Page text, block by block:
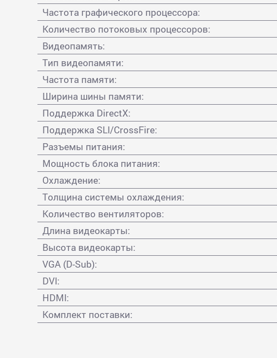
Частота графического процессора:
Количество потоковых процессоров:
Видеопамять:
Тип видеопамяти:
Частота памяти:
Ширина шины памяти:
Поддержка DirectX:
Поддержка SLI/CrossFire:
Разъемы питания:
Мощность блока питания:
Охлаждение:
Толщина системы охлаждения:
Количество вентиляторов:
Длина видеокарты:
Высота видеокарты:
VGA (D-Sub):
DVI:
HDMI:
Комплект поставки: